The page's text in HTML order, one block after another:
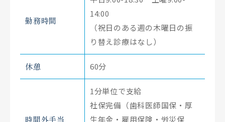
勤務時間
14:00
（祝日のある週の木曜日の振
り替え診療はなし）
休憩 60分
時間外手当
1分単位で支給
社保完備（歯科医師国保・厚
生年金・雇用保険・労災保